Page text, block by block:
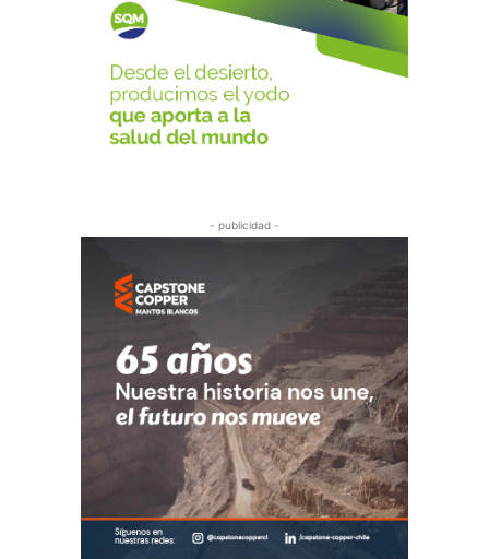
- publicidad -